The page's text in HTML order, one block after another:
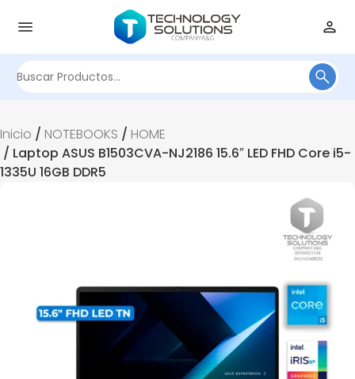
Inicio / NOTEBOOKS / HOME
/ Laptop ASUS B1503CVA-NJ2186 15.6″ LED FHD Core i5-
1335U 16GB DDR5
¡Oferta!